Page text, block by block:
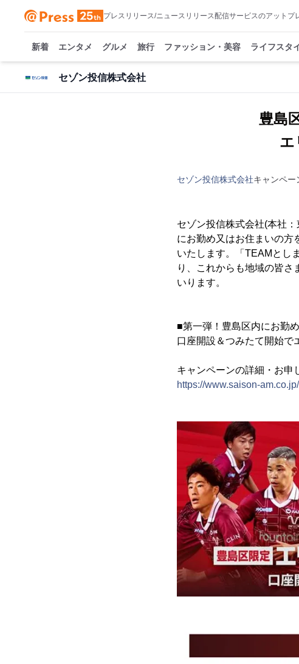
プレスリリース/ニュースリリース配信サービスのアットプ
新着 エンタメ グルメ 旅行 ファッション・美容 ライフスタ
セゾン投信株式会社
豊島
エ
セゾン投信株式会社キャンペー
セゾン投信株式会社(本社
にお勤め又はお住まいの方
いたします。「TEAMとし
り、これからも地域の皆さ
いります。
■第一弾！豊島区内にお勤
口座開設＆つみたて開始で
キャンペーンの詳細・お申
https://www.saison-